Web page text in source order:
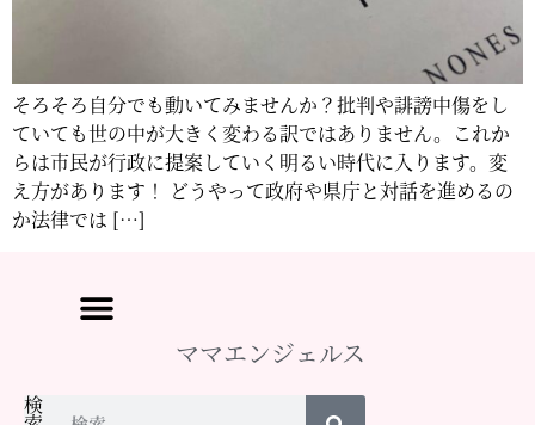
そろそろ自分でも動いてみませんか？批判や誹謗中傷をし
ていても世の中が大きく変わる訳ではありません。これか
らは市民が行政に提案していく明るい時代に入ります。変
え方があります！ どうやって政府や県庁と対話を進めるの
か法律では […]
ママエンジェルス
検